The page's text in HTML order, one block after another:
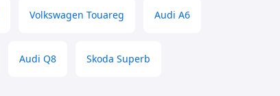
Volkswagen Touareg Audi A6
Audi Q8 Skoda Superb